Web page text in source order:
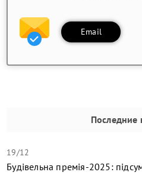
Email
Последние
19/12
Будівельна премія-2025: